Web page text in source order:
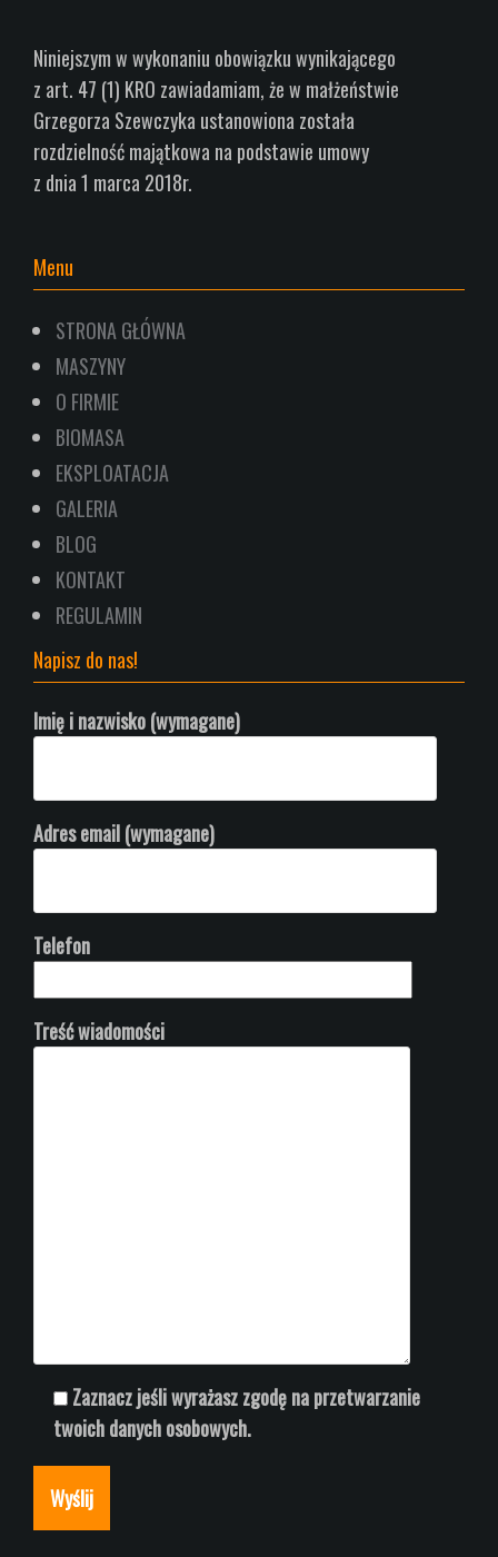
Niniejszym w wykonaniu obowiązku wynikającego
z art. 47 (1) KRO zawiadamiam, że w małżeństwie
Grzegorza Szewczyka ustanowiona została
rozdzielnośćmajątkowa na podstawie umowy
z dnia 1 marca 2018r.
Menu
STRONA GŁÓWNA
MASZYNY
O FIRMIE
BIOMASA
EKSPLOATACJA
GALERIA
BLOG
KONTAKT
REGULAMIN
Napisz do nas!
Imię i nazwisko (wymagane)
Adres email (wymagane)
Telefon
Treść wiadomości
Zaznacz jeśli wyrażasz zgodę na przetwarzanie
twoich danych osobowych.